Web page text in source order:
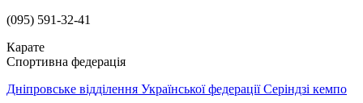
(095) 591-32-41
Карате
Спортивна федерація
Дніпровське відділення Української федерації Серіндзі кемпо